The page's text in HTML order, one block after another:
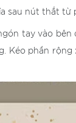
sau nút thắt từ
tay vào
Kéo phần